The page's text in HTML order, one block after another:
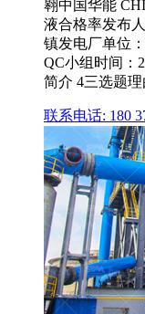
翱中国华能
液合格率发布
镇发电厂单位
QC小组时间：
简介 4三选题
联系电话: 180